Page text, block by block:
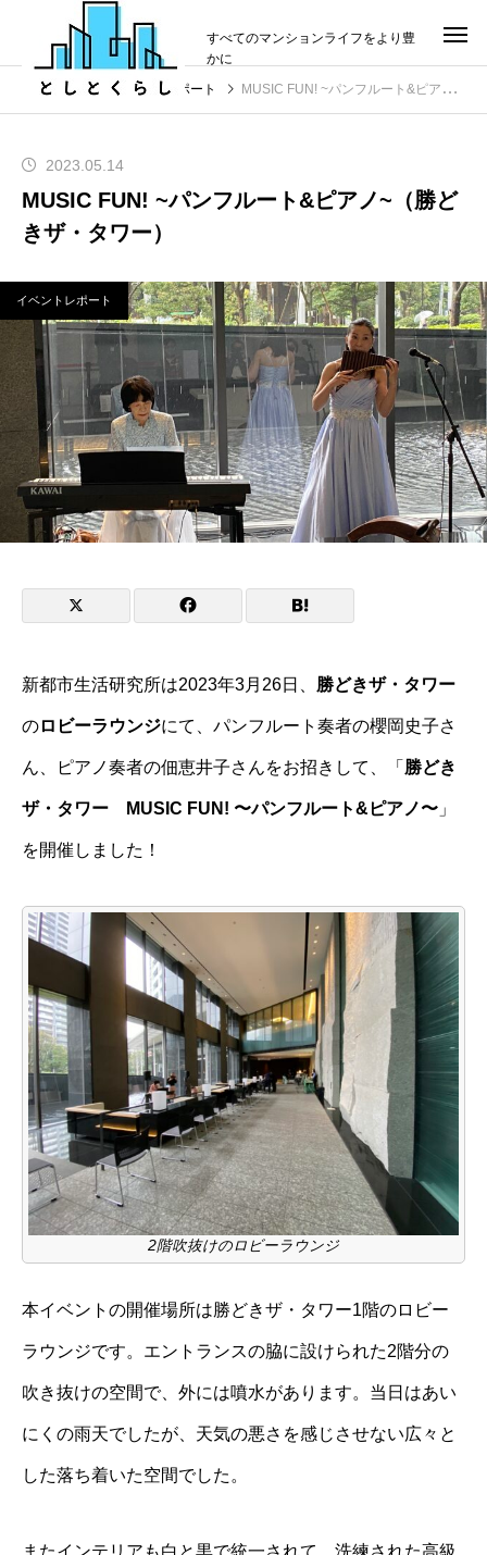
すべてのマンションライフをより豊
かに
投稿
イベントレポート MUSIC FUN! ~パンフルート&ピアノ~（勝どきザ・タワー）
2023.05.14
MUSIC FUN! ~パンフルート&ピアノ~（勝ど
きザ・タワー）
イベントレポート
新都市生活研究所は2023年3月26日、 勝どきザ・タワー
のロビーラウンジにて、パンフルート奏者の櫻岡史子さ
ん、ピアノ奏者の佃恵井子さんをお招きして、「 勝どき
ザ・タワー MUSIC FUN! 〜パンフルート&ピアノ〜 」
を開催しました！
2階吹抜けのロビーラウンジ
本イベントの開催場所は勝どきザ・タワー1階のロビー
ラウンジです。エントランスの脇に設けられた2階分の
吹き抜けの空間で、外には噴水があります。当日はあい
にくの雨天でしたが、天気の悪さを感じさせない広々と
した落ち着いた空間でした。
またインテリアも白と黒で統一されて、洗練された高級